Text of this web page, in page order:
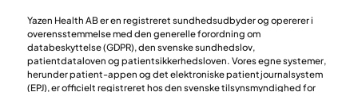
Yazen Health AB er en registreret sundhedsudbyder og opererer i
overensstemmelse med den generelle forordning om
databeskyttelse (GDPR), den svenske sundhedslov,
patientdataloven og patientsikkerhedsloven. Vores egne systemer,
herunder patient-appen og det elektroniske patientjournalsystem
(EPJ), er officielt registreret hos den svenske tilsynsmyndighed for